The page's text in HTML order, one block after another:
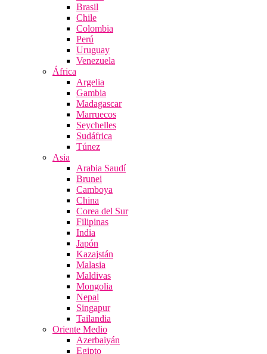
Brasil
Chile
Colombia
Perú
Uruguay
Venezuela
África
Argelia
Gambia
Madagascar
Marruecos
Seychelles
Sudáfrica
Túnez
Asia
Arabia Saudí
Brunei
Camboya
China
Corea del Sur
Filipinas
India
Japón
Kazajstán
Malasia
Maldivas
Mongolia
Nepal
Singapur
Tailandia
Oriente Medio
Azerbaiyán
Egipto